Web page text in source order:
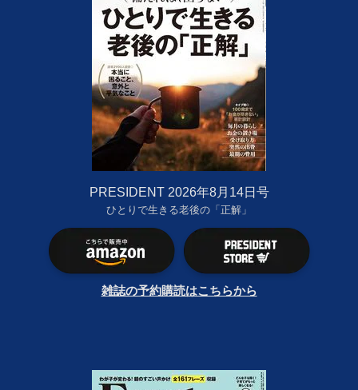
PRESIDENT 2026年8月14日号
ひとりで生きる老後の「正解」
雑誌の予約購読はこちらから